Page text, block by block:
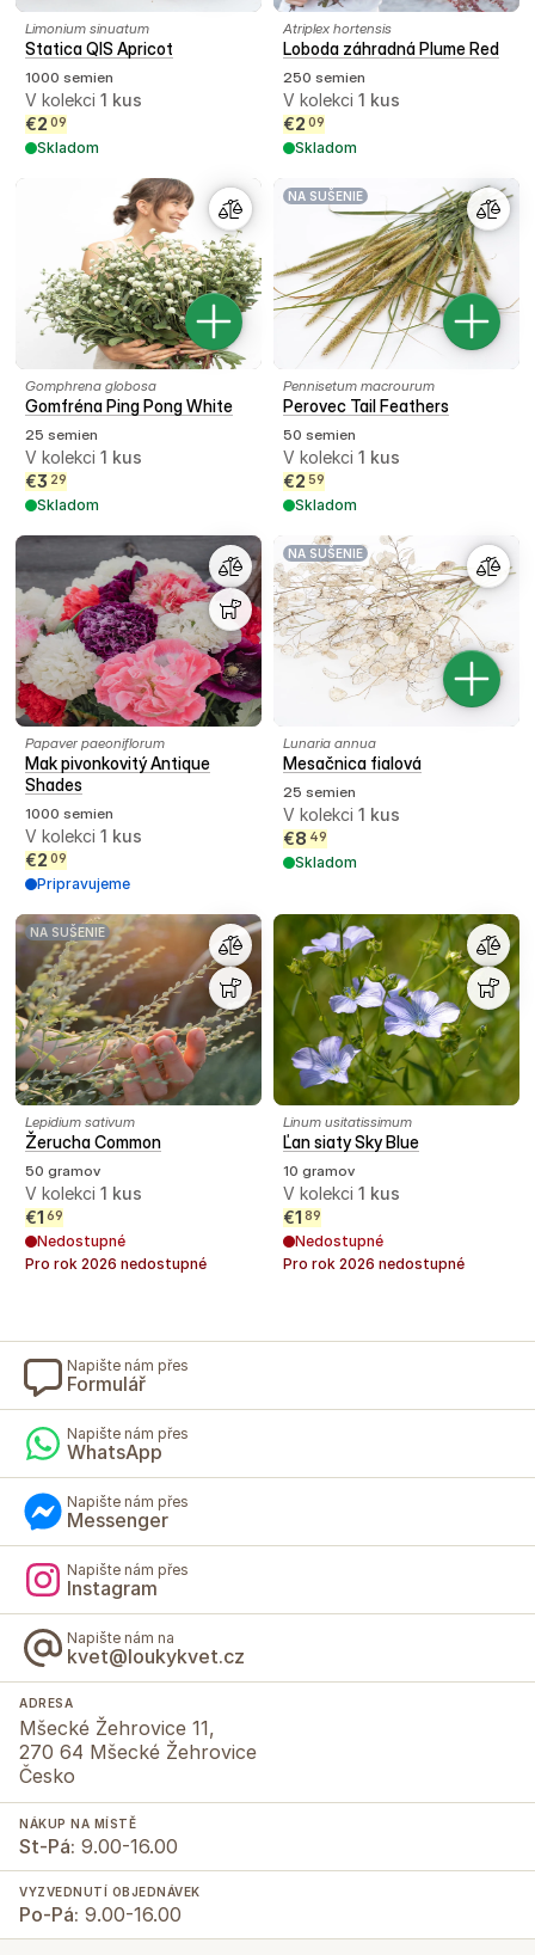
Limonium sinuatum
Statica QIS Apricot
1000 semien
V kolekci 1 kus
€2 09
Skladom
Atriplex hortensis
Loboda záhradná Plume Red
250 semien
V kolekci 1 kus
€2 09
Skladom
Gomphrena globosa
Gomfréna Ping Pong White
25 semien
V kolekci 1 kus
€3 29
Skladom
NA SUŠENIE
Pennisetum macrourum
Perovec Tail Feathers
50 semien
V kolekci 1 kus
€2 59
Skladom
Papaver paeoniflorum
Mak pivonkovitý Antique
Shades
1000 semien
V kolekci 1 kus
€2 09
Pripravujeme
NA SUŠENIE
Lunaria annua
Mesačnica fialová
25 semien
V kolekci 1 kus
€8 49
Skladom
NA SUŠENIE
Lepidium sativum
Žerucha Common
50 gramov
V kolekci 1 kus
€1 69
Nedostupné
Pro rok 2026 nedostupné
Linum usitatissimum
Ľan siaty Sky Blue
10 gramov
V kolekci 1 kus
€1 89
Nedostupné
Pro rok 2026 nedostupné
Napište nám přes
Formulář
Napište nám přes
WhatsApp
Napište nám přes
Messenger
Napište nám přes
Instagram
Napište nám na
kvet@loukykvet.cz
ADRESA
Mšecké Žehrovice 11,
270 64 Mšecké Žehrovice
Česko
NÁKUP NA MÍSTĚ
St-Pá: 9.00-16.00
VYZVEDNUTÍ OBJEDNÁVEK
Po-Pá: 9.00-16.00